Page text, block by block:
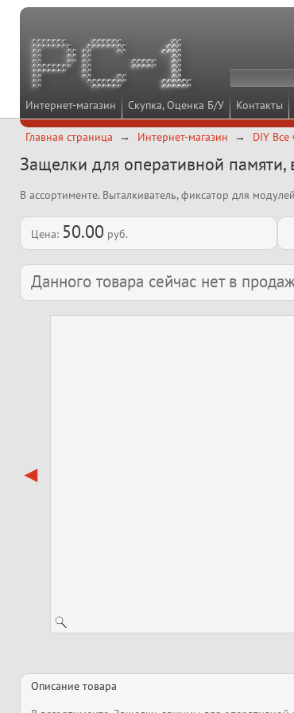
Интернет-магазин Скупка, Оценка Б/У Контакты
Главная страница Интернет-магазин DIY
Защелки для оперативной памяти,
В ассортименте. Выталкиватель, фиксатор для
Цена: 50.00 руб.
Данного товара сейчас нет в
Описание товара